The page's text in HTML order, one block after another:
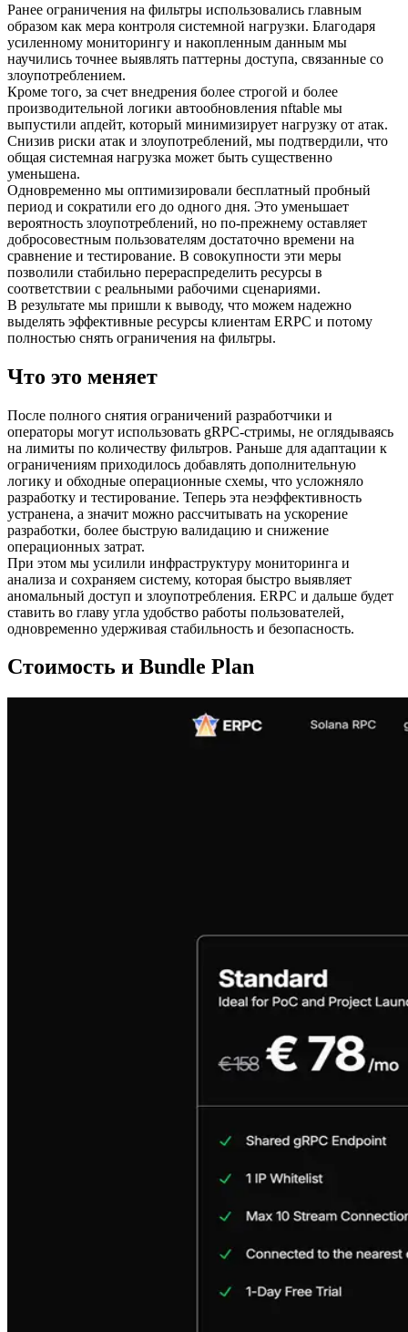
Ранее ограничения на фильтры использовались главным
образом как мера контроля системной нагрузки. Благодаря
усиленному мониторингу и накопленным данным мы
научились точнее выявлять паттерны доступа, связанные со
злоупотреблением.
Кроме того, за счет внедрения более строгой и более
производительной логики автообновления nftable мы
выпустили апдейт, который минимизирует нагрузку от атак.
Снизив риски атак и злоупотреблений, мы подтвердили, что
общая системная нагрузка может быть существенно
уменьшена.
Одновременно мы оптимизировали бесплатный пробный
период и сократили его до одного дня. Это уменьшает
вероятность злоупотреблений, но по-прежнему оставляет
добросовестным пользователям достаточно времени на
сравнение и тестирование. В совокупности эти меры
позволили стабильно перераспределить ресурсы в
соответствии с реальными рабочими сценариями.
В результате мы пришли к выводу, что можем надежно
выделять эффективные ресурсы клиентам ERPC и потому
полностью снять ограничения на фильтры.
Что это меняет
После полного снятия ограничений разработчики и
операторы могут использовать gRPC-стримы, не оглядываясь
на лимиты по количеству фильтров. Раньше для адаптации к
ограничениям приходилось добавлять дополнительную
логику и обходные операционные схемы, что усложняло
разработку и тестирование. Теперь эта неэффективность
устранена, а значит можно рассчитывать на ускорение
разработки, более быструю валидацию и снижение
операционных затрат.
При этом мы усилили инфраструктуру мониторинга и
анализа и сохраняем систему, которая быстро выявляет
аномальный доступ и злоупотребления. ERPC и дальше будет
ставить во главу угла удобство работы пользователей,
одновременно удерживая стабильность и безопасность.
Стоимость и Bundle Plan